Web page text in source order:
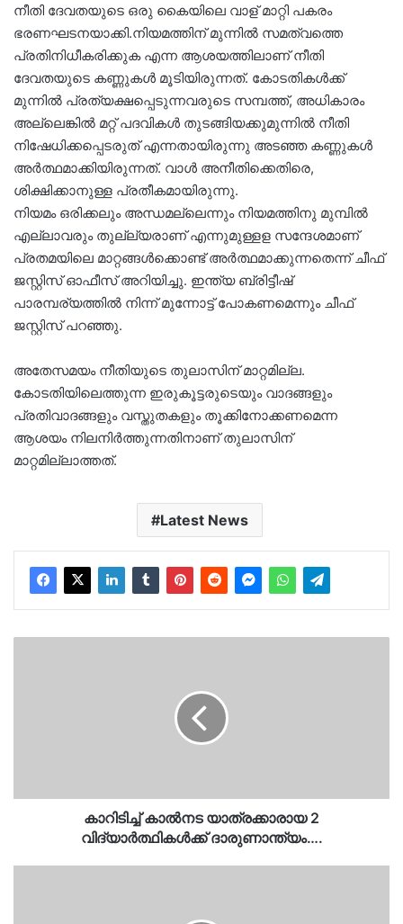
നീതി ദേവതയുടെ ഒരു കൈയിലെ വാള്‌ മാറ്റി പകരം
ഭരണഘടനയാക്കി.നിയമത്തിന് മുന്നിൽ സമത്വത്തെ
പ്രതിനിധീകരിക്കുക എന്ന ആശയത്തിലാണ്‌ നീതി
ദേവതയുടെ കണ്ണുകൾ മൂടിയിരുന്നത്‌. കോടതികൾക്ക്
മുന്നിൽ പ്രത്യക്ഷപ്പെടുന്നവരുടെ സമ്പത്ത്, അധികാരം
അല്ലെങ്കിൽ മറ്റ് പദവികൾ തുടങ്ങിയക്കുമുന്നിൽ നീതി
നിഷേധിക്കപ്പെടരുത്‌ എന്നതായിരുന്നു അടഞ്ഞ കണ്ണുകൾ
അർത്ഥമാക്കിയിരുന്നത്‌. വാൾ അനീതിക്കെതിരെ,
ശിക്ഷിക്കാനുള്ള പ്രതീകമായിരുന്നു.
നിയമം ഒരിക്കലും അന്ധമല്ലെന്നും നിയമത്തിനു മുമ്പിൽ
എല്ലാവരും തുല്ല്യരാണ്‌ എന്നുമുള്ളള സന്ദേശമാണ്‌
പ്രതമയിലെ മാറ്റങ്ങൾക്കൊണ്ട്‌ അർത്ഥമാക്കുന്നതെന്ന്‌ ചീഫ്
ജസ്റ്റിസ്‌ ഓഫീസ്‌ അറിയിച്ചു. ഇന്ത്യ ബ്രിട്ടീഷ്
പാരമ്പര്യത്തിൽ നിന്ന് മുന്നോട്ട് പോകണമെന്നും ചീഫ്‌
ജസ്റ്റിസ്‌ പറഞ്ഞു.
അതേസമയം നീതിയുടെ തുലാസിന്‌ മാറ്റമില്ല.
കോടതിയിലെത്തുന്ന ഇരുകൂട്ടരുടെയും വാദങ്ങളും
പ്രതിവാദങ്ങളും വസ്തുതകളും തൂക്കിനോക്കണമെന്ന
ആശയം നിലനിര്‍ത്തുന്നതിനാണ്‌ തുലാസിന്‌
മാറ്റമില്ലാത്തത്‌.
Latest News
കാറിടിച്ച് കാൽനട യാത്രക്കാരായ 2
വിദ്യാർത്ഥികൾക്ക് ദാരുണാന്ത്യം….